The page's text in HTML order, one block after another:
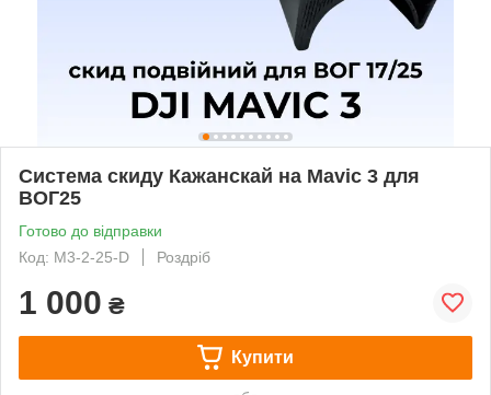
Система скиду Кажанскай на Mavic 3 для
ВОГ25
Готово до відправки
Код: M3-2-25-D
Роздріб
1 000 ₴
Купити